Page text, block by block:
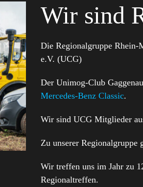
Wir sind
Die Regionalgruppe Rhein-
e.V. (UCG)
Der Unimog-Club
Mercedes-Benz Classic.
Wir sind UCG Mitglieder
Zu unserer Regionalgruppe
Wir treffen uns im Jahr zu
Regionaltreffen.